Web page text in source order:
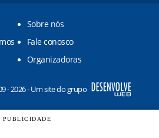
Sobre nós
Fale conosco
Organizadoras
- 2026 - Um site do grupo
PUBLICIDADE